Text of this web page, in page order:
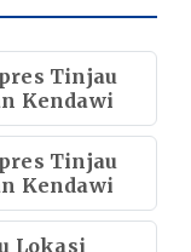
Tinjau
Kendawi
Tinjau
Kendawi
Lokasi